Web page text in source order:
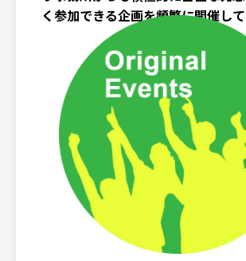
く参加できる企画を頻繁に開催し